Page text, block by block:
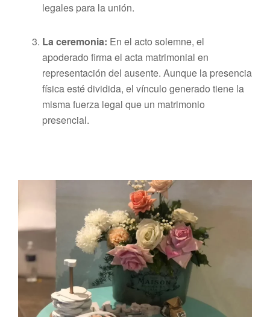
legales para la unión.
La ceremonia: En el acto solemne, el
apoderado firma el acta matrimonial en
representación del ausente. Aunque la presencia
física esté dividida, el vínculo generado tiene la
misma fuerza legal que un matrimonio
presencial.